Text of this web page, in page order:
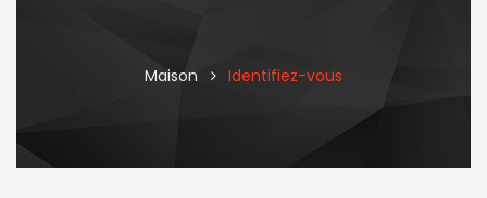
Maison Identifiez-vous